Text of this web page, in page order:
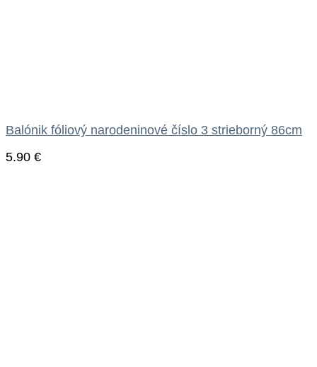
Balónik fóliový narodeninové číslo 3 strieborný 86cm
5.90 €